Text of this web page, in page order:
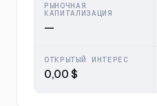
РЫНОЧНАЯ
КАПИТАЛИЗАЦИЯ
—
ОТКРЫТЫЙ ИНТЕРЕС
0,00 $